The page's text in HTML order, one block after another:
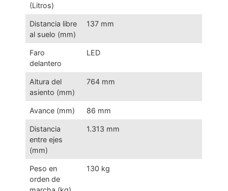
(Litros)
Distancia libre
al suelo (mm)
137 mm
Faro
delantero
LED
Altura del
asiento (mm)
764 mm
Avance (mm) 86 mm
Distancia
entre ejes
(mm)
1.313 mm
Peso en
orden de
130 kg